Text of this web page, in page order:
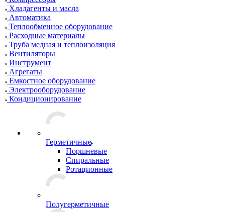
Хладагенты и масла
Автоматика
Теплообменное оборудование
Расходные материалы
Труба медная и теплоизоляция
Вентиляторы
Инструмент
Агрегаты
Емкостное оборудование
Электрооборудование
Кондиционирование
Герметичные
Поршневые
Спиральные
Ротационные
Полугерметичные